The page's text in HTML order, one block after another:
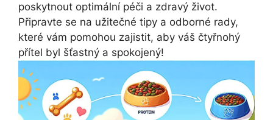
poskytnout optimální péči a zdravý život.
Připravte⁢ se na užitečné tipy a odborné rady,
které vám pomohou‍ zajistit, aby váš čtyřnohý
přítel byl šťastný a spokojený!